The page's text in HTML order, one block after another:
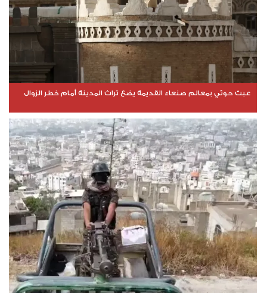
عبث حوثي بمعالم صنعاء القديمة يضع تراث المدينة أمام خطر الزوال